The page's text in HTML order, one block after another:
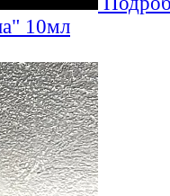
10мл